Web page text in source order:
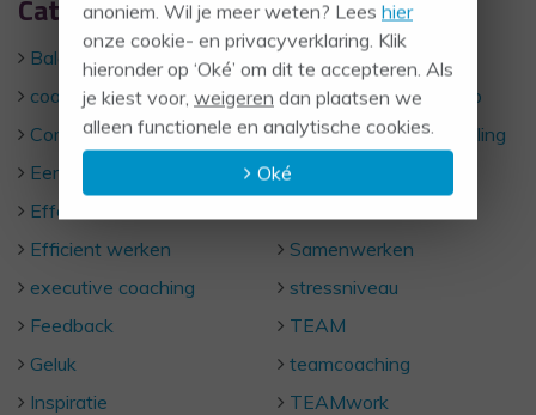
Categorieën
Balans
coachen
Communicatie
Eerlijkheid
Effectief communiceren
Efficient werken
executive coaching
Feedback
Geluk
Inspiratie
NLP
persoonlijk leiderschap
Persoonlijke ontwikkeling
Respect
Samenwerken
stressniveau
TEAM
teamcoaching
TEAMwork
anoniem. Wil je meer weten? Lees hier
onze cookie- en privacyverklaring. Klik
hieronder op ‘Oké’ om dit te accepteren. Als
je kiest voor, weigeren dan plaatsen we
alleen functionele en analytische cookies.
Oké